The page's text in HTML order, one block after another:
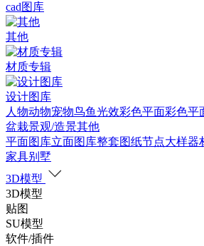
cad图库
其他
材质专辑
设计图库
人物动物宠物鸟鱼光效彩色平面彩色平
盆栽景观/造景其他
平面图库立面图库整套图纸节点大样器
家具别墅
3D模型
3D模型
贴图
SU模型
软件/插件